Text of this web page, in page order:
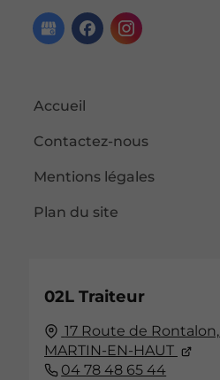
Accueil
Contactez-nous
Mentions légales
Plan du site
02L Traiteur
17 Route de Rontalon,
MARTIN-EN-HAUT
04 78 48 65 44